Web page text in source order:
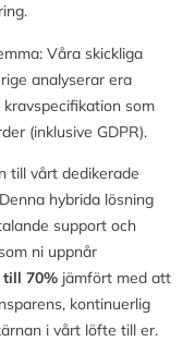
Våra skickliga
analyserar era
som
(inklusive GDPR).
till vårt dedikerade
hybrida lösning
support och
ni uppnår
till 70%jämfört med att
kontinuerlig
i vårt löfte till er.